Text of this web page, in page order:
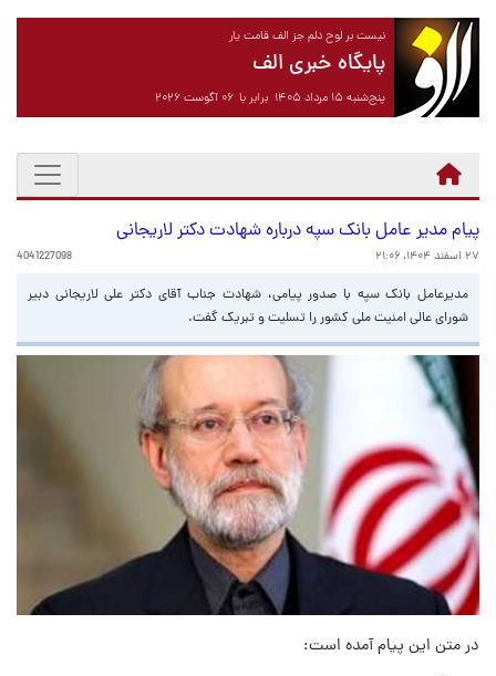
نیست بر لوح دلم جز الف قامت یار
پایگاه خبری الف
پنج‌شنبه ۱۵ مرداد ۱۴۰۵ برابر با ۰۶ آگوست ۲۰۲۶
پیام مدیر عامل بانک سپه درباره شهادت دکتر لاریجانی
۲۷ اسفند ۱۴۰۴، ۲۱:۰۶ 4041227098
مدیرعامل بانک سپه با صدور پیامی، شهادت جناب آقای دکتر علی لاریجانی دبیر
شورای عالی امنیت ملی کشور را تسلیت و تبریک گفت.
در متن این پیام آمده است: